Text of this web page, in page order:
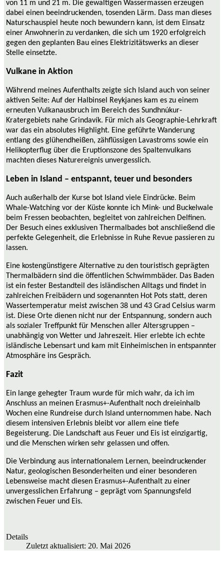
von 11 m und 21 m. Die gewaltigen Wassermassen erzeugen
dabei einen beeindruckenden, tosenden Lärm. Dass man dieses
Naturschauspiel heute noch bewundern kann, ist dem Einsatz
einer Anwohnerin zu verdanken, die sich um 1920 erfolgreich
gegen den geplanten Bau eines Elektrizitätswerks an dieser
Stelle einsetzte.
Vulkane in Aktion
Während meines Aufenthalts zeigte sich Island auch von seiner
aktiven Seite: Auf der Halbinsel Reykjanes kam es zu einem
erneuten Vulkanausbruch im Bereich des Sundhnúkur-
Kratergebiets nahe Grindavík. Für mich als Geographie-Lehrkraft
war das ein absolutes Highlight. Eine geführte Wanderung
entlang des glühendheißen, zähflüssigen Lavastroms sowie ein
Helikopterflug über die Eruptionszone des Spaltenvulkans
machten dieses Naturereignis unvergesslich.
Leben in Island – entspannt, teuer und besonders
Auch außerhalb der Kurse bot Island viele Eindrücke. Beim
Whale-Watching vor der Küste konnte ich Mink- und Buckelwale
beim Fressen beobachten, begleitet von zahlreichen Delfinen.
Der Besuch eines exklusiven Thermalbades bot anschließend die
perfekte Gelegenheit, die Erlebnisse in Ruhe Revue passieren zu
lassen.
Eine kostengünstigere Alternative zu den touristisch geprägten
Thermalbädern sind die öffentlichen Schwimmbäder. Das Baden
ist ein fester Bestandteil des isländischen Alltags und findet in
zahlreichen Freibädern und sogenannten Hot Pots statt, deren
Wassertemperatur meist zwischen 38 und 43 Grad Celsius warm
ist. Diese Orte dienen nicht nur der Entspannung, sondern auch
als sozialer Treffpunkt für Menschen aller Altersgruppen –
unabhängig von Wetter und Jahreszeit. Hier erlebte ich echte
isländische Lebensart und kam mit Einheimischen in entspannter
Atmosphäre ins Gespräch.
Fazit
Ein lange gehegter Traum wurde für mich wahr, da ich im
Anschluss an meinen Erasmus+-Aufenthalt noch dreieinhalb
Wochen eine Rundreise durch Island unternommen habe. Nach
diesem intensiven Erlebnis bleibt vor allem eine tiefe
Begeisterung. Die Landschaft aus Feuer und Eis ist einzigartig,
und die Menschen wirken sehr gelassen und offen.
Die Verbindung aus internationalem Lernen, beeindruckender
Natur, geologischen Besonderheiten und einer besonderen
Lebensweise macht diesen Erasmus+-Aufenthalt zu einer
unvergesslichen Erfahrung – geprägt vom Spannungsfeld
zwischen Feuer und Eis.
Details
Zuletzt aktualisiert: 20. Mai 2026